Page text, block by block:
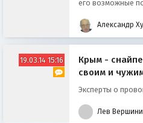
его возможные
Александр
19.03.14 15:16
Крым -
своим и
Эксперты о
Лев